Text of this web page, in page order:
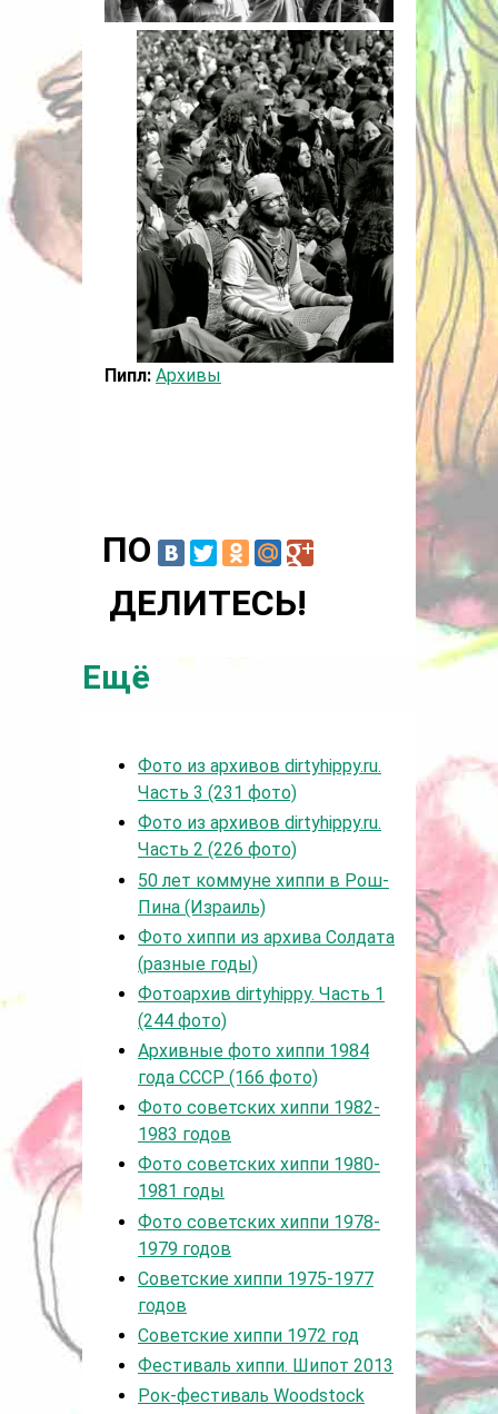
Пипл: Архивы
ПО
ДЕЛИТЕСЬ!
Ещё
Фото из архивов dirtyhippy.ru.
Часть 3 (231 фото)
Фото из архивов dirtyhippy.ru.
Часть 2 (226 фото)
50 лет коммуне хиппи в Рош-
Пина (Израиль)
Фото хиппи из архива Солдата
(разные годы)
Фотоархив dirtyhippy. Часть 1
(244 фото)
Архивные фото хиппи 1984
года СССР (166 фото)
Фото советских хиппи 1982-
1983 годов
Фото советских хиппи 1980-
1981 годы
Фото советских хиппи 1978-
1979 годов
Советские хиппи 1975-1977
годов
Советские хиппи 1972 год
Фестиваль хиппи. Шипот 2013
Рок-фестиваль Woodstock